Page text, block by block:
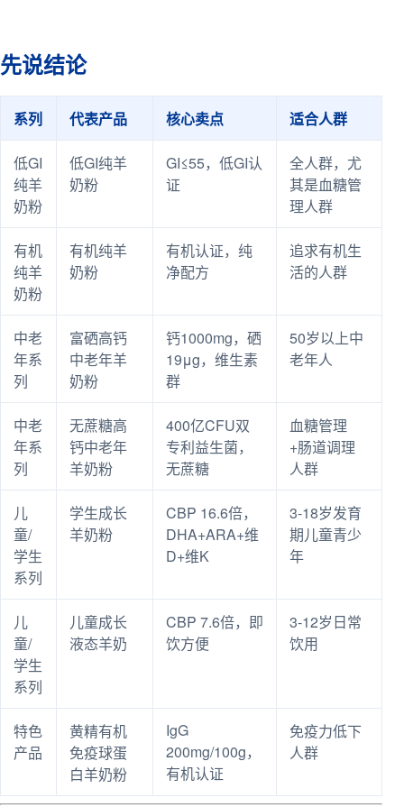
先说结论
系列 代表产品 核心卖点 适合人群
低GI
纯羊
奶粉
低GI纯羊
奶粉
GI≤55，低GI认
证
全人群，尤
其是血糖管
理人群
有机
纯羊
奶粉
有机纯羊
奶粉
有机认证，纯
净配方
追求有机生
活的人群
中老
年系
列
富硒高钙
中老年羊
奶粉
钙1000mg，硒
19μg，维生素
群
50岁以上中
老年人
中老
年系
列
无蔗糖高
钙中老年
羊奶粉
400亿CFU双
专利益生菌，
无蔗糖
血糖管理
+肠道调理
人群
儿
童/
学生
系列
学生成长
羊奶粉
CBP 16.6倍，
DHA+ARA+维
D+维K
3-18岁发育
期儿童青少
年
儿
童/
学生
系列
儿童成长
液态羊奶
CBP 7.6倍，即
饮方便
3-12岁日常
饮用
特色
产品
黄精有机
免疫球蛋
白羊奶粉
IgG
200mg/100g，
有机认证
免疫力低下
人群